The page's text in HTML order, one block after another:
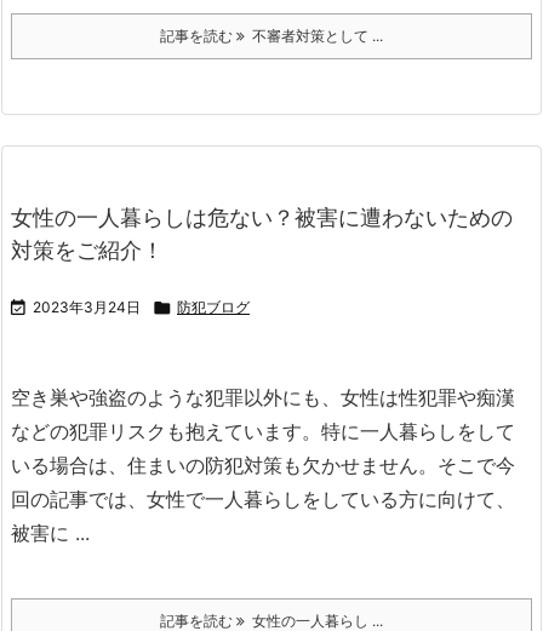
記事を読む 不審者対策として ...
女性の一人暮らしは危ない？被害に遭わないための
対策をご紹介！
 2023年3月24日  防犯ブログ
空き巣や強盗のような犯罪以外にも、女性は性犯罪や痴漢
などの犯罪リスクも抱えています。 特に一人暮らしをして
いる場合は、住まいの防犯対策も欠かせません。 そこで今
回の記事では、女性で一人暮らしをしている方に向けて、
被害に ...
記事を読む 女性の一人暮らし ...